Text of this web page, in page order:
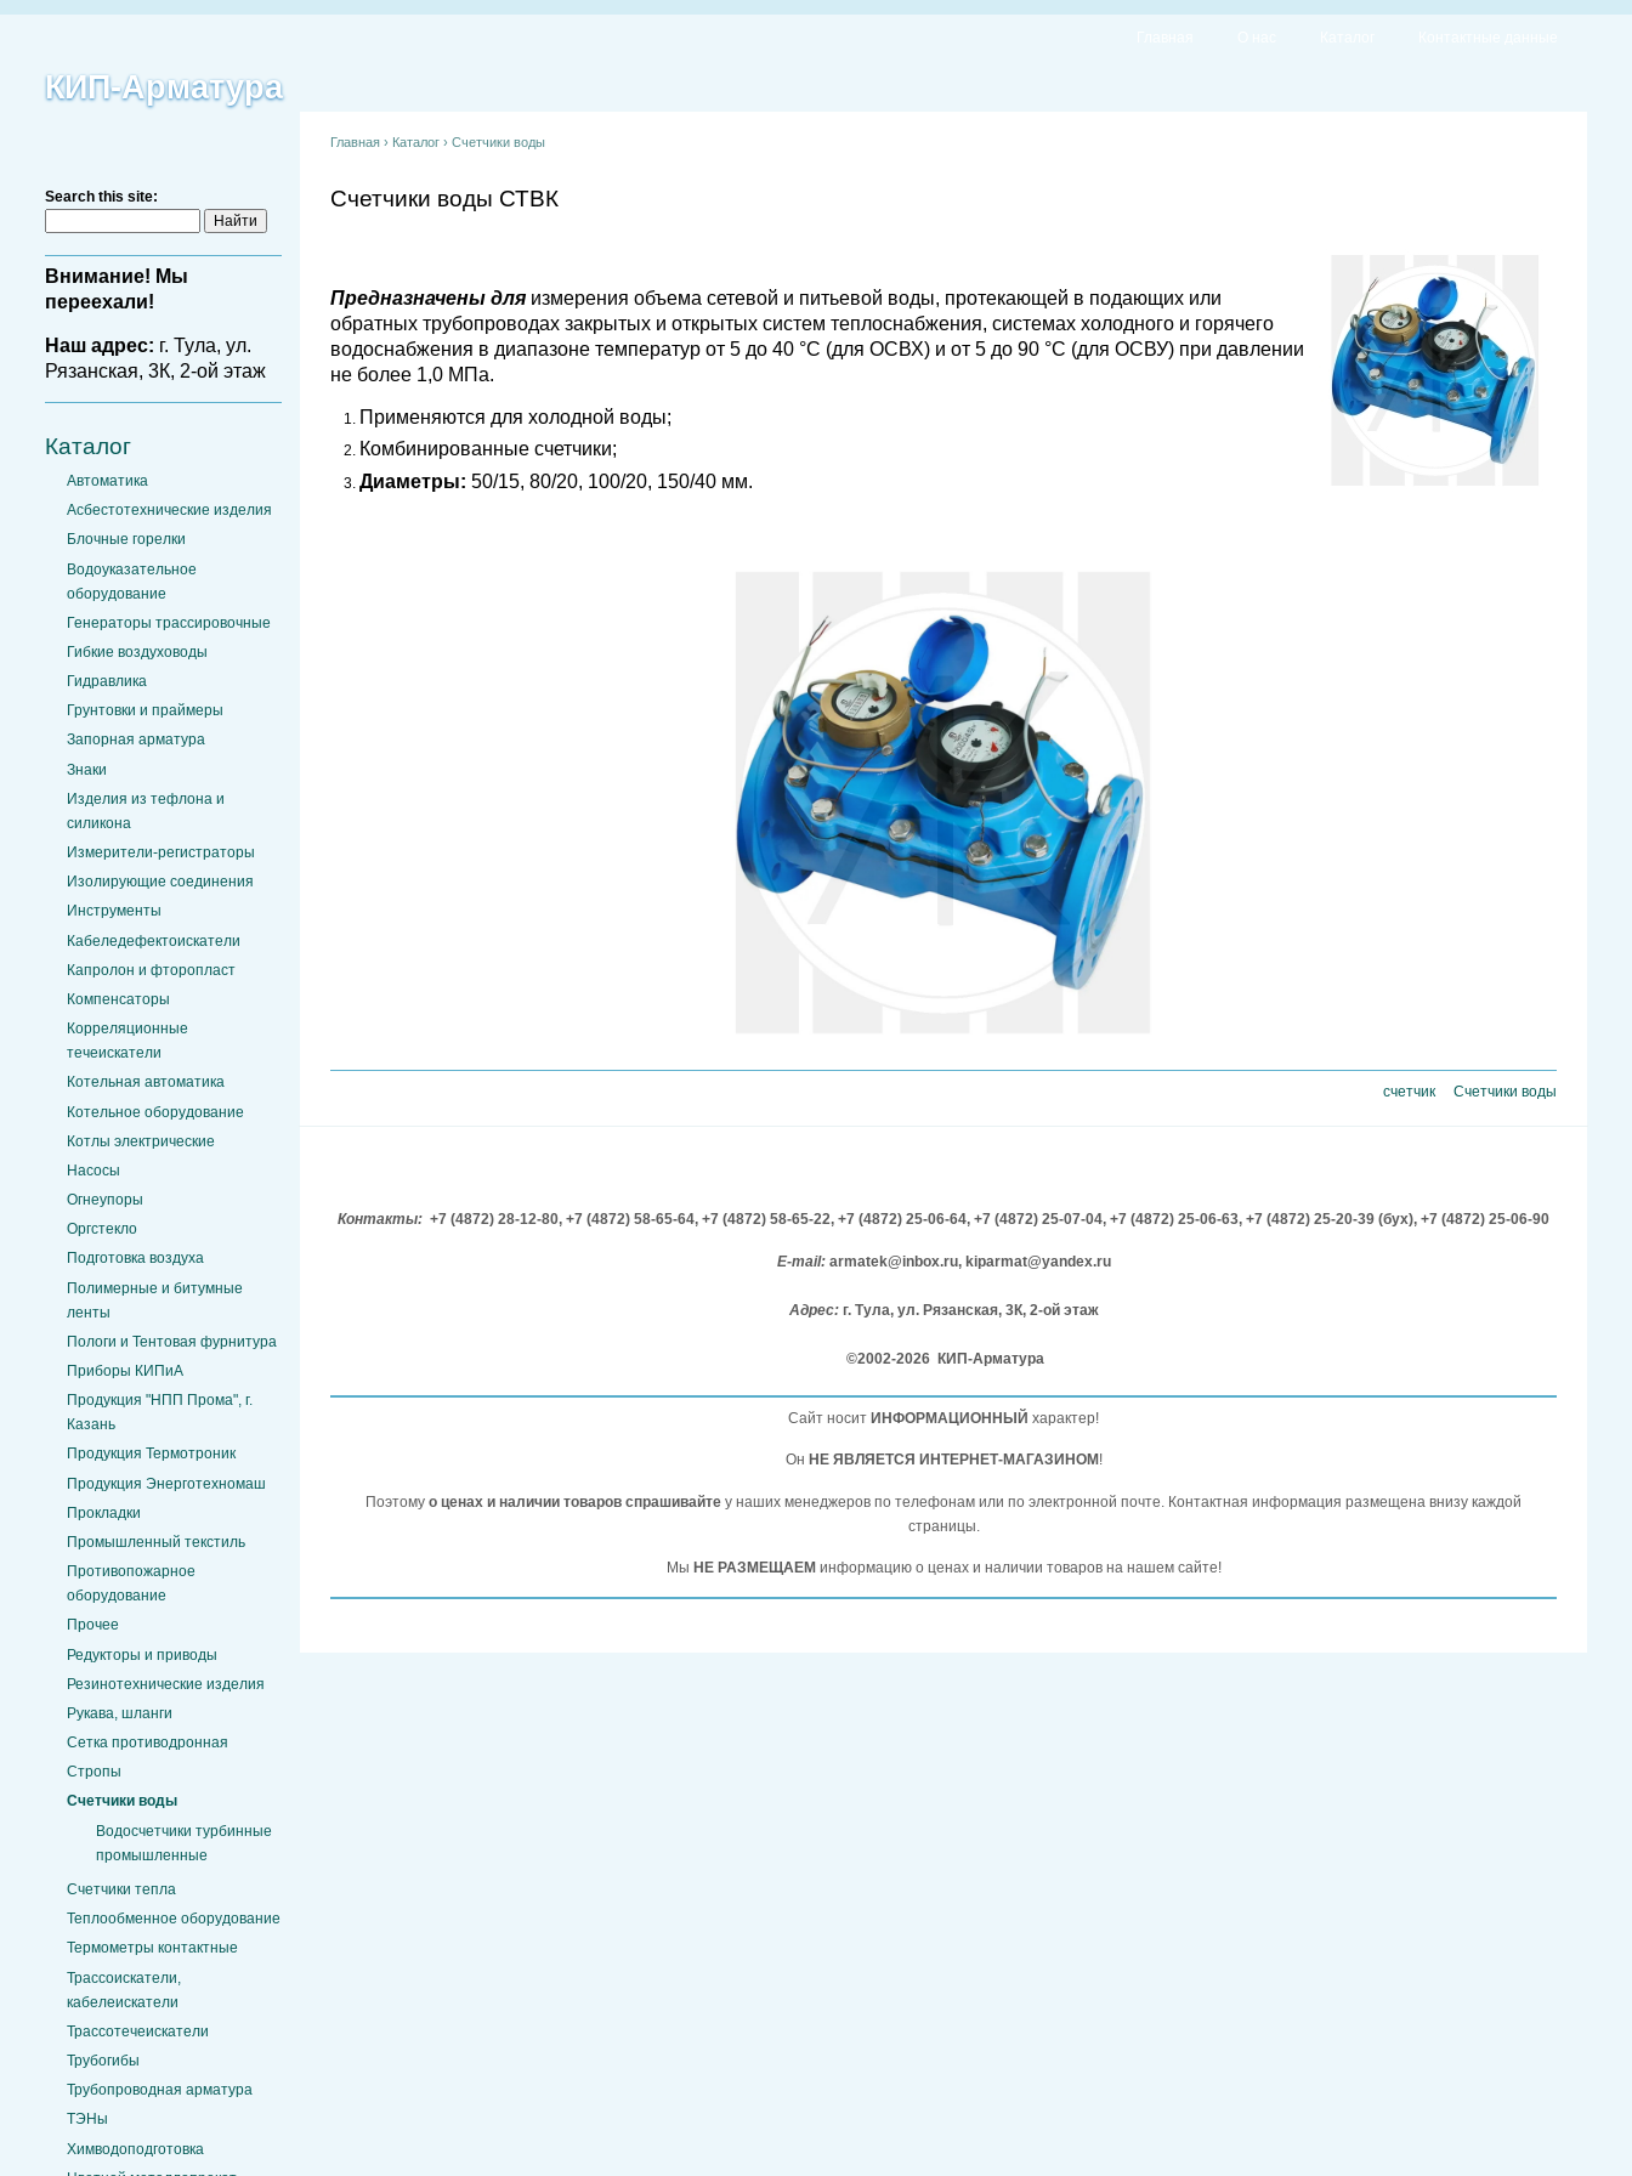
КИП-Арматура
Search this site:
Внимание! Мы
переехали!
Наш адрес: г. Тула, ул.
Рязанская, 3К, 2-ой этаж
Каталог
Автоматика
Асбестотехнические изделия
Блочные горелки
Водоуказательное
оборудование
Генераторы трассировочные
Гибкие воздуховоды
Гидравлика
Грунтовки и праймеры
Запорная арматура
Знаки
Изделия из тефлона и
силикона
Измерители-регистраторы
Изолирующие соединения
Инструменты
Кабеледефектоискатели
Капролон и фторопласт
Компенсаторы
Корреляционные
течеискатели
Котельная автоматика
Котельное оборудование
Котлы электрические
Насосы
Огнеупоры
Оргстекло
Подготовка воздуха
Полимерные и битумные
ленты
Пологи и Тентовая фурнитура
Приборы КИПиА
Продукция "НПП Прома", г.
Казань
Продукция Термотроник
Продукция Энерготехномаш
Прокладки
Промышленный текстиль
Противопожарное
оборудование
Прочее
Редукторы и приводы
Резинотехнические изделия
Рукава, шланги
Сетка противодронная
Стропы
Счетчики воды
Водосчетчики турбинные
промышленные
Счетчики тепла
Теплообменное оборудование
Термометры контактные
Трассоискатели,
кабелеискатели
Трассотечеискатели
Трубогибы
Трубопроводная арматура
ТЭНы
Химводоподготовка
Главная › Каталог › Счетчики воды
Счетчики воды СТВК
Предназначены для измерения объема сетевой и питьевой воды, протекающей в подающих или
обратных трубопроводах закрытых и открытых систем теплоснабжения, системах холодного и горячего
водоснабжения в диапазоне температур от 5 до 40 °С (для ОСВХ) и от 5 до 90 °С (для ОСВУ) при давлении
не более 1,0 МПа.
Применяются для холодной воды;
Комбинированные счетчики;
Диаметры: 50/15, 80/20, 100/20, 150/40 мм.
счетчик Счетчики воды
Контакты: +7 (4872) 28-12-80, +7 (4872) 58-65-64, +7 (4872) 58-65-22, +7 (4872) 25-06-64, +7 (4872) 25-07-04, +7 (4872) 25-06-63, +7 (4872) 25-20-39 (бух), +7 (4872) 25-06-90
E-mail: armatek@inbox.ru, kiparmat@yandex.ru
Адрес: г. Тула, ул. Рязанская, 3К, 2-ой этаж
©2002-2026 КИП-Арматура
Сайт носит ИНФОРМАЦИОННЫЙ характер!
Он НЕ ЯВЛЯЕТСЯ ИНТЕРНЕТ-МАГАЗИНОМ !
Поэтому о ценах и наличии товаров спрашивайте у наших менеджеров по телефонам или по электронной почте. Контактная информация размещена внизу каждой
страницы.
Мы НЕ РАЗМЕЩАЕМ информацию о ценах и наличии товаров на нашем сайте!